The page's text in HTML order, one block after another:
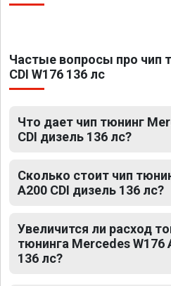
Частые вопросы про чип
CDI W176 136 лс
Что дает чип тюнинг
CDI дизель 136 лс?
Сколько стоит чип
A200 CDI дизель 136 лс?
Увеличится ли расход
тюнинга Mercedes W176
136 лс?